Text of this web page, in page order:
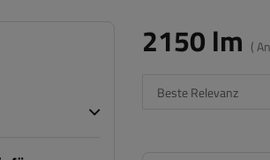
2150 lm (
Beste Relevanz